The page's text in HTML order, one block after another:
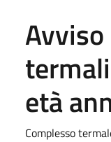
età
Complesso